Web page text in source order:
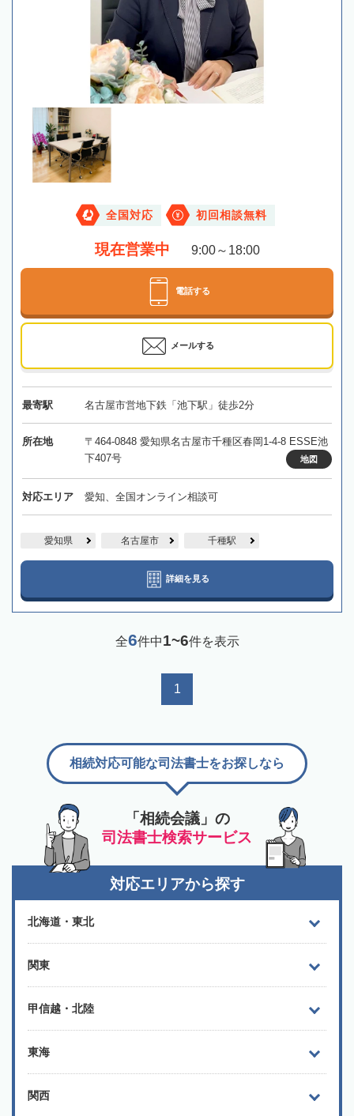
全国対応 初回相談無料
現在営業中 9:00～18:00
電話する
メールする
最寄駅 名古屋市営地下鉄「池下駅」徒歩2分
所在地
〒464-0848 愛知県名古屋市千種区春岡1-4-8 ESSE池
下407号
地図
対応エリア 愛知、全国オンライン相談可
愛知県 名古屋市 千種駅
詳細を見る
全6件中1~6件を表示
1
「相続会議」の
司法書士検索サービス
相続対応可能な司法書士をお探しなら
対応エリアから探す
北海道・東北
関東
甲信越・北陸
東海
関西